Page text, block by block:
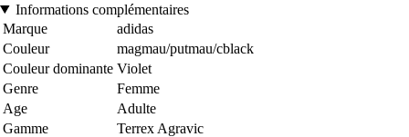
Informations complémentaires
Marque
adidas
Couleur
magmau/putmau/cblack
Couleur dominante Violet
Genre
Femme
Age
Adulte
Gamme
Terrex Agravic